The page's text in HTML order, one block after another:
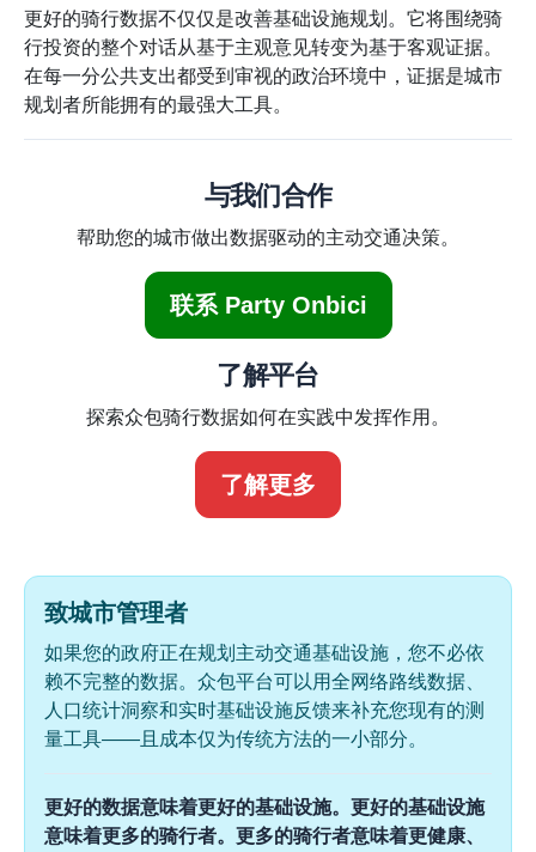
更好的骑行数据不仅仅是改善基础设施规划。它将围绕骑
行投资的整个对话从基于主观意见转变为基于客观证据。
在每一分公共支出都受到审视的政治环境中，证据是城市
规划者所能拥有的最强大工具。
与我们合作
帮助您的城市做出数据驱动的主动交通决策。
联系 Party Onbici
了解平台
探索众包骑行数据如何在实践中发挥作用。
了解更多
致城市管理者
如果您的政府正在规划主动交通基础设施，您不必依
赖不完整的数据。众包平台可以用全网络路线数据、
人口统计洞察和实时基础设施反馈来补充您现有的测
量工具——且成本仅为传统方法的一小部分。
更好的数据意味着更好的基础设施。更好的基础设施
意味着更多的骑行者。更多的骑行者意味着更健康、